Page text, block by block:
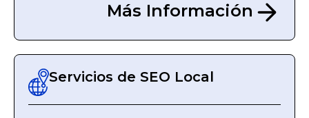
Más Información
Servicios de SEO Local